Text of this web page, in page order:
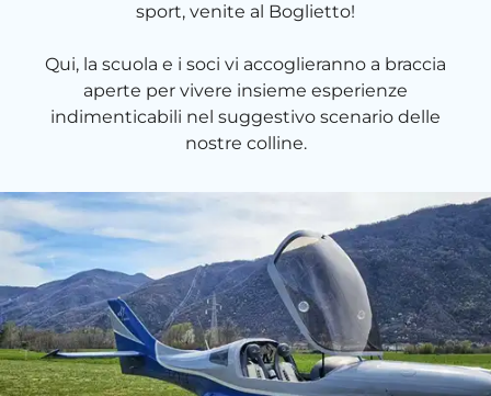
sport, venite al Boglietto!
Qui, la scuola e i soci vi accoglieranno a braccia
aperte per vivere insieme esperienze
indimenticabili nel suggestivo scenario delle
nostre colline.